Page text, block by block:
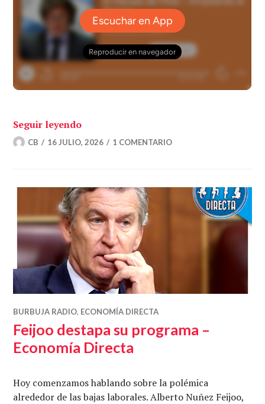
Seguir leyendo«El fracaso de Milei – Ampliando el
CB 16 JULIO, 2026 1 COMENTARIO
BURBUJA RADIO, ECONOMÍA DIRECTA
Feijoo destapa su programa –
Economía Directa
Hoy comenzamos hablando sobre la polémica
alrededor de las bajas laborales. Alberto Nuñez Feijoo,